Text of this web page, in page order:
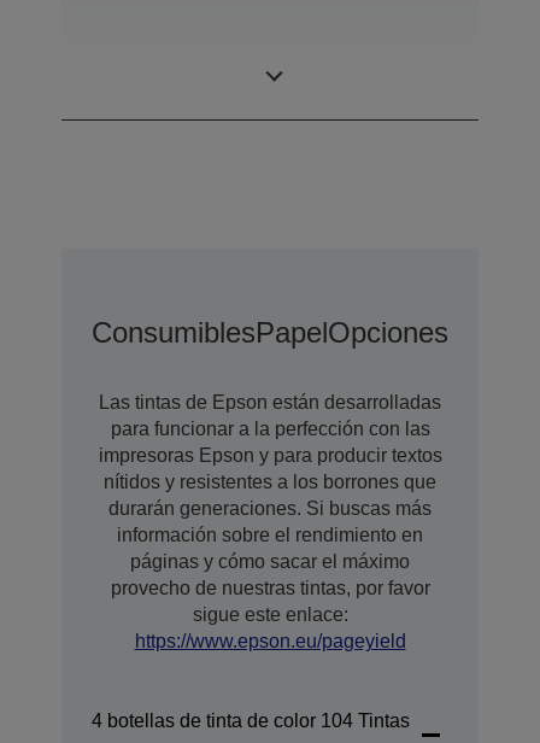
ConsumiblesPapelOpciones De
Las tintas de Epson están desarrolladas
para funcionar a la perfección con las
impresoras Epson y para producir textos
nítidos y resistentes a los borrones que
durarán generaciones. Si buscas más
información sobre el rendimiento en
páginas y cómo sacar el máximo
provecho de nuestras tintas, por favor
sigue este enlace:
https://www.epson.eu/pageyield
4 botellas de tinta de color 104 Tintas